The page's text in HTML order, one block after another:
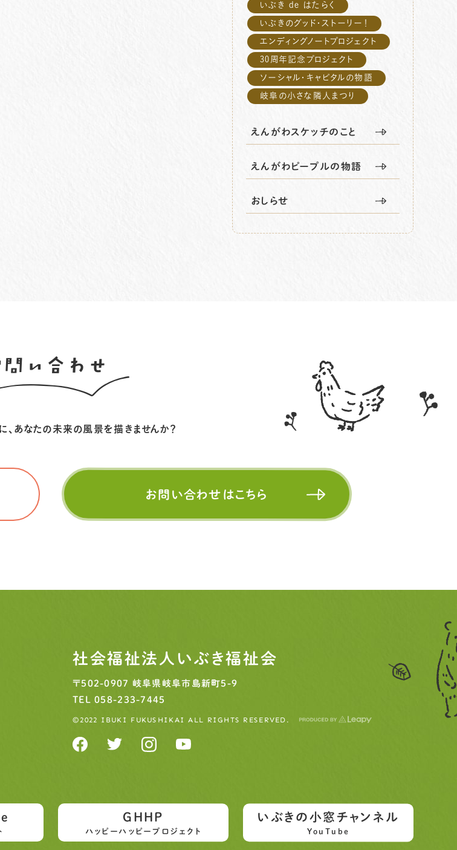
いぶき de はたらく
いぶきのグッド・ストーリー！
エンディングノートプロジェクト
30周年記念プロジェクト
ソーシャル・キャピタルの物語
岐阜の小さな隣人まつり
えんがわスケッチのこと
えんがわピープルの物語
おしらせ
問い合わせ
、 あなたの未来の風景を描きませんか？
お問い合わせはこちら
社会福祉法人いぶき福祉会
〒502-0907 岐阜県岐阜市島新町5-9
TEL058-233-7445
©2022 IBUKI FUKUSHIKAI ALL RIGHTS RESERVED.
GHHP
ハッピーハッピープロジェクト
いぶきの小窓チャンネル
YouTube